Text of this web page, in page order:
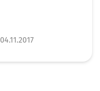
04.11.2017